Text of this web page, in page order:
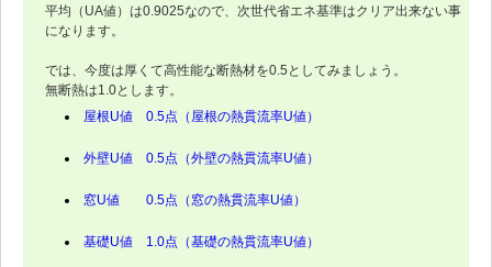
平均（UA値）は0.9025なので、次世代省エネ基準はクリア出来ない事
になります。
では、今度は厚くて高性能な断熱材を0.5としてみましょう。
無断熱は1.0とします。
屋根U値 0.5点（屋根の熱貫流率U値）
外壁U値 0.5点（外壁の熱貫流率U値）
窓U値 0.5点（窓の熱貫流率U値）
基礎U値 1.0点（基礎の熱貫流率U値）